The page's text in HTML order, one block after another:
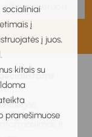
į
į juos,
kitais su
pranešimuose
Prenumeruoti
ir